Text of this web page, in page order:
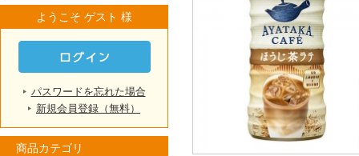
ようこそ ゲスト 様
パスワードを忘れた場合
新規会員登録（無料）
商品カテゴリ